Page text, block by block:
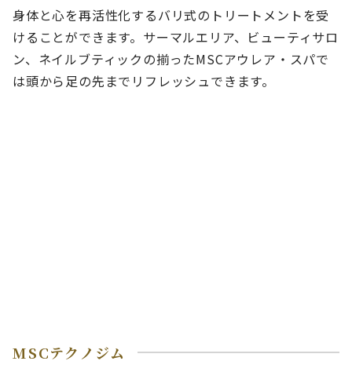
身体と心を再活性化するバリ式のトリートメントを受
けることができます。サーマルエリア、ビューティサロ
ン、ネイルブティックの揃ったMSCアウレア・スパで
は頭から足の先までリフレッシュできます。
MSCテクノジム